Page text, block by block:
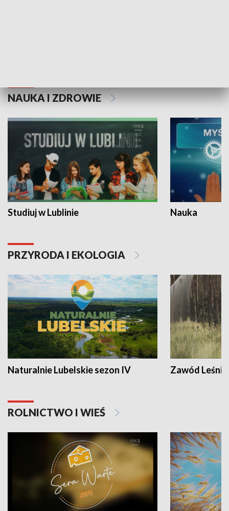
NAUKA I ZDROWIE
Studiuj w Lublinie Nauka
PRZYRODA I EKOLOGIA
Naturalnie Lubelskie sezon IV Zawód Leśnik
ROLNICTWO I WIEŚ